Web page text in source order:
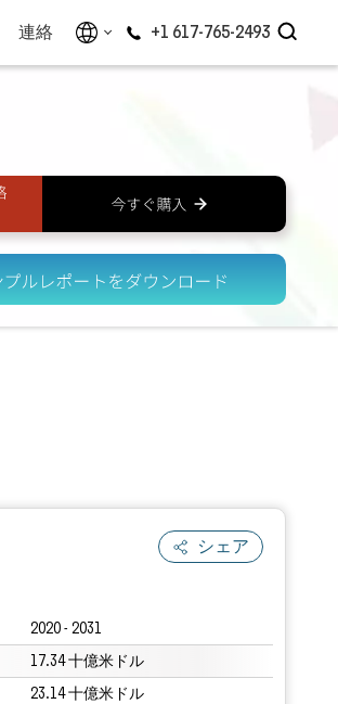
連絡 +1 617-765-2493
シェア
2020 - 2031
17.34 十億米ドル
23.14 十億米ドル